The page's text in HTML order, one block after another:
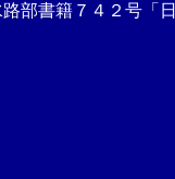
部書籍７４２号「